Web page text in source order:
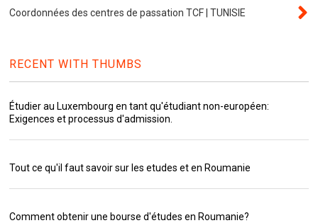
Coordonnées des centres de passation TCF | TUNISIE
RECENT WITH THUMBS
Étudier au Luxembourg en tant qu'étudiant non-européen:
Exigences et processus d'admission.
Tout ce qu'il faut savoir sur les etudes et en Roumanie
Comment obtenir une bourse d'études en Roumanie?